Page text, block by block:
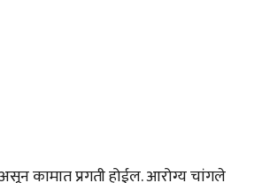
कामात प्रगती होईल. आरोग्य चांगले